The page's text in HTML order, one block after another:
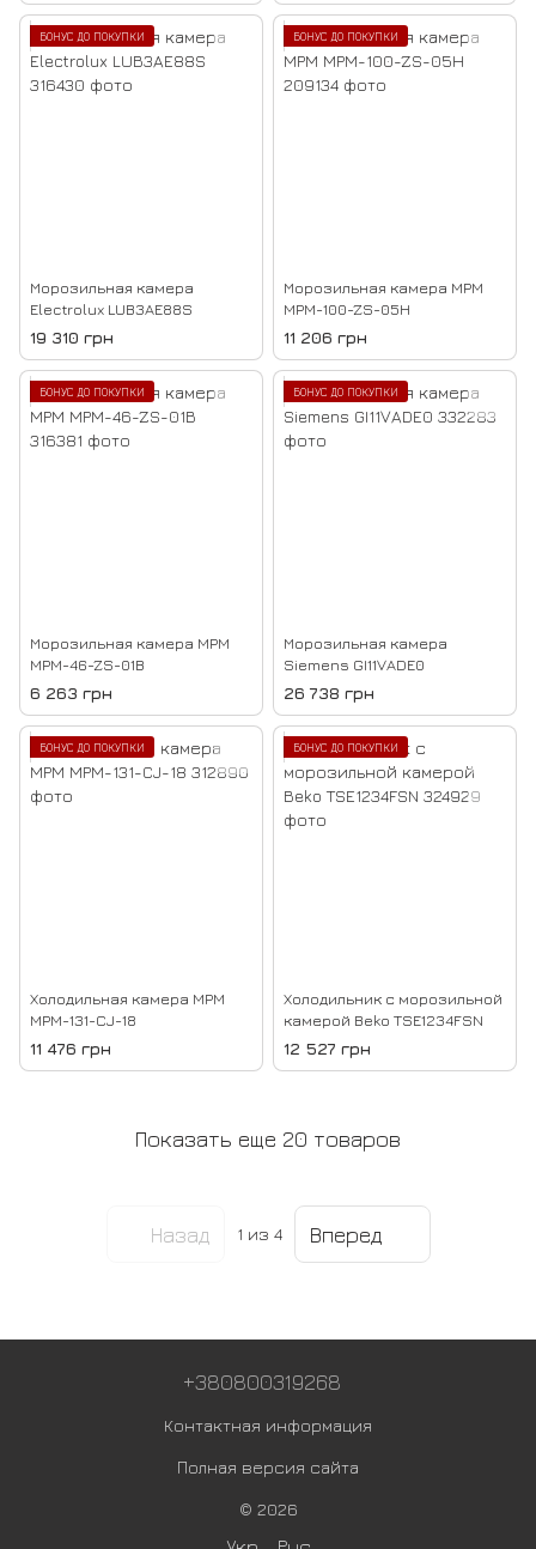
БОНУС ДО ПОКУПКИ
Морозильная камера
Electrolux LUB3AE88S
19 310 грн
БОНУС ДО ПОКУПКИ
Морозильная камера MPM
MPM-100-ZS-05H
11 206 грн
БОНУС ДО ПОКУПКИ
Морозильная камера MPM
MPM-46-ZS-01B
6 263 грн
БОНУС ДО ПОКУПКИ
Морозильная камера
Siemens GI11VADE0
26 738 грн
БОНУС ДО ПОКУПКИ
Холодильная камера MPM
MPM-131-CJ-18
11 476 грн
БОНУС ДО ПОКУПКИ
Холодильник с морозильной
камерой Beko TSE1234FSN
12 527 грн
Показать еще 20 товаров
Назад 1 из 4 Вперед
+380800319268
Контактная информация
Полная версия сайта
© 2026